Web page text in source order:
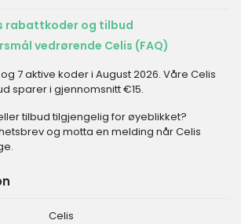
rabattkoder og tilbud
vedrørende Celis (FAQ)
7 aktive koder i August 2026. Våre Celis
sparer i gjennomsnitt €15.
tilbud tilgjengelig for øyeblikket?
og motta en melding når Celis
Celis